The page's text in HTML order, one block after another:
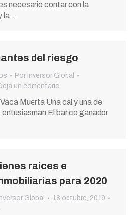
necesario contar con la
la…
del riesgo
Por Inversor Global
un comentario
Muerta Una cal y una de
entusiasman El banco ganador
raíces e
para 2020
Inversor Global
18 octubre, 2019